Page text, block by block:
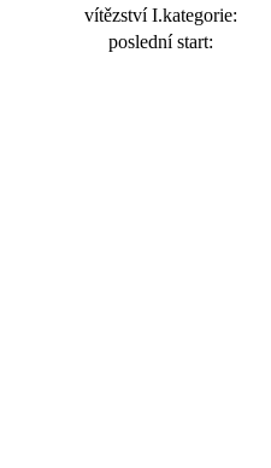
vítězství I.kategorie:
poslední start: